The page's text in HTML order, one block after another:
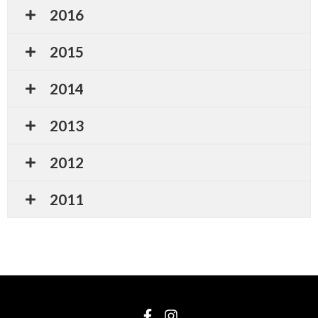
2016
2015
2014
2013
2012
2011